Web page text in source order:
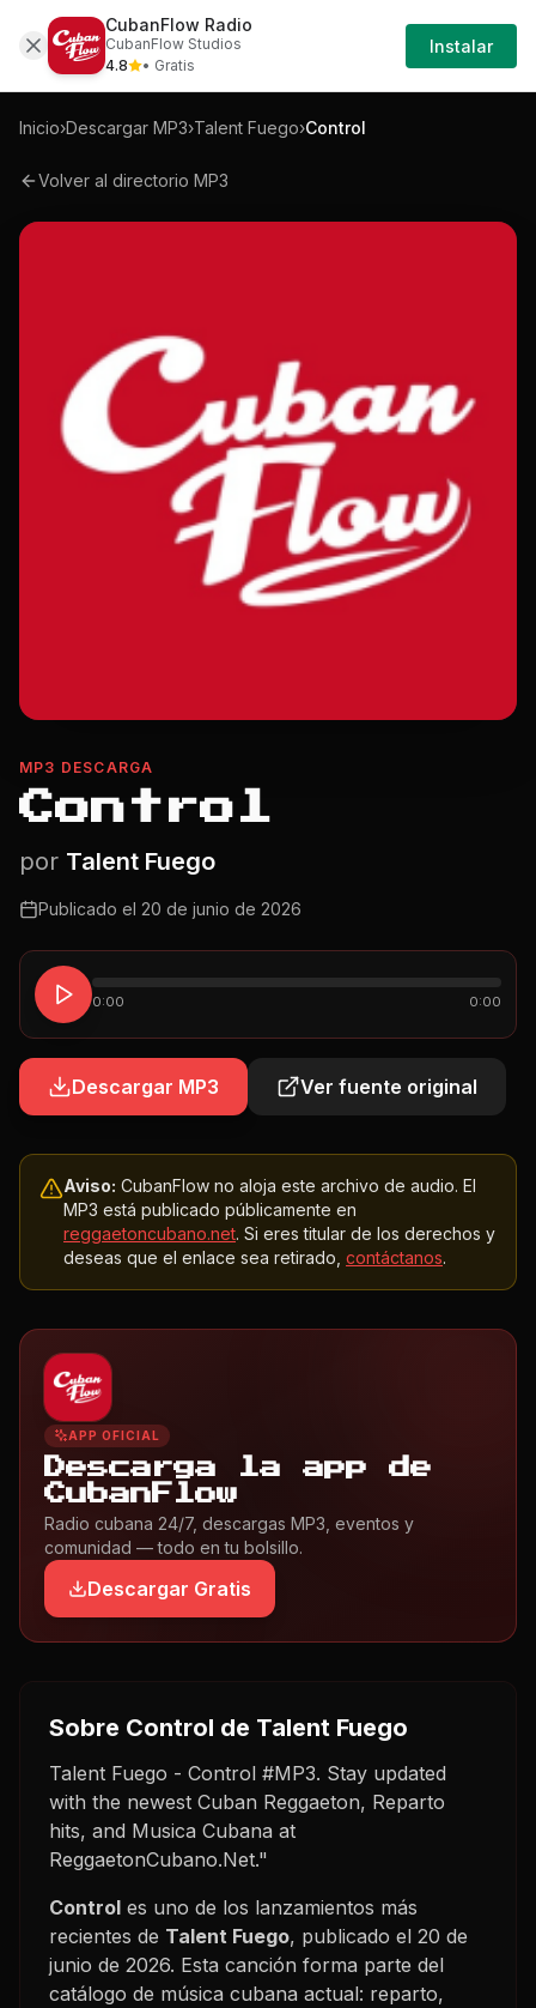
Mp3 Talent-fuego-control-mp3
Iniciar
Sesión
Inicio›Descargar MP3›Talent Fuego›Control
Volver al directorio MP3
MP3 DESCARGA
Control
por Talent Fuego
Publicado el 20 de junio de 2026
0:00 0:00
Descargar MP3 Ver fuente original
Aviso: CubanFlow no aloja este archivo de audio. El
MP3 está publicado públicamente en
reggaetoncubano.net. Si eres titular de los derechos y
deseas que el enlace sea retirado, contáctanos.
APP OFICIAL
Descarga la app de
CubanFlow
Radio cubana 24/7, descargas MP3, eventos y
comunidad — todo en tu bolsillo.
Descargar Gratis
Sobre Control de Talent Fuego
Talent Fuego - Control #MP3. Stay updated
with the newest Cuban Reggaeton, Reparto
hits, and Musica Cubana at
ReggaetonCubano.Net."
Control es uno de los lanzamientos más
recientes de Talent Fuego, publicado el 20 de
junio de 2026. Esta canción forma parte del
catálogo de música cubana actual: reparto,
CubanFlow Radio
CubanFlow Studios
4.8
• Gratis
Instalar